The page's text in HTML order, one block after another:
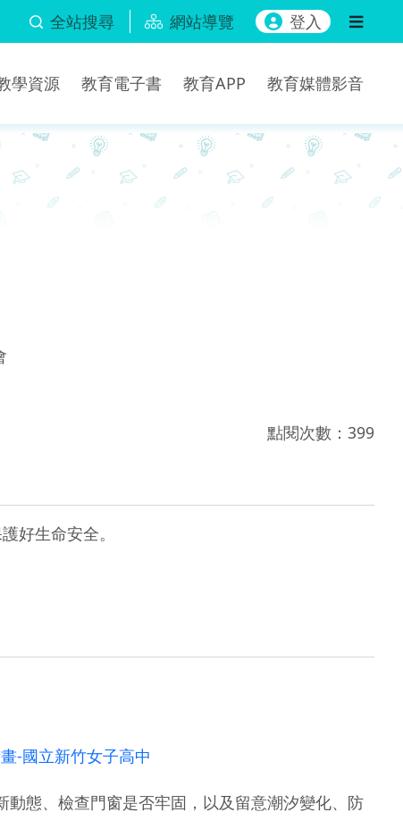
全站搜尋 網站導覽 登入
學資源 教育電子書 教育APP 教育媒體影音
點閱次數：399
好生命安全。
-國立新竹女子高中
態、檢查門窗是否牢固，以及留意潮汐變化、防